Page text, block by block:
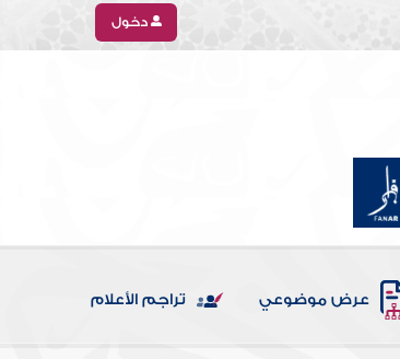
دخول
عرض موضوعي تراجم الأعلام